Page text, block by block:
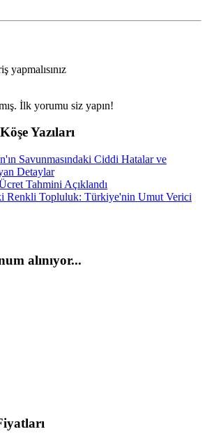
yapmalısınız
İlk yorumu siz yapın!
Yazıları
Savunmasındaki Ciddi Hatalar ve
Detaylar
Tahmini Açıklandı
Renkli Topluluk: Türkiye'nin Umut Verici
alınıyor...